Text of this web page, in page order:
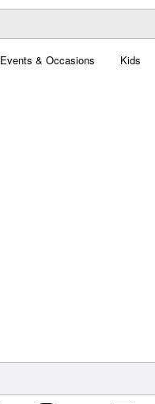
Events & Occasions Kids